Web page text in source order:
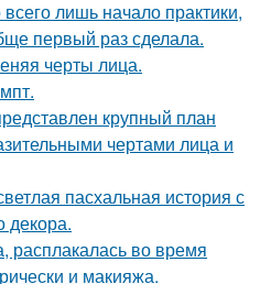
всего лишь начало практики,
первый раз сделала.
черты лица.
крупный план
чертами лица и
пасхальная история с
декора.
расплакалась во время
и макияжа.